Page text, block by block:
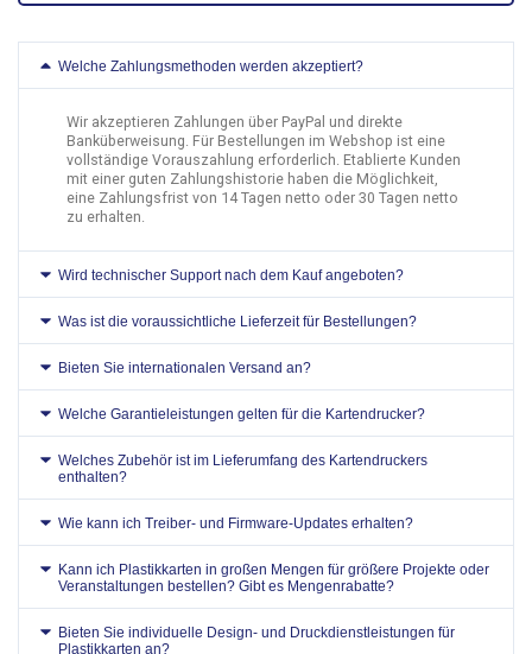
Welche Zahlungsmethoden werden akzeptiert?
Wir akzeptieren Zahlungen über PayPal und direkte
Banküberweisung. Für Bestellungen im Webshop ist eine
vollständige Vorauszahlung erforderlich. Etablierte Kunden
mit einer guten Zahlungshistorie haben die Möglichkeit,
eine Zahlungsfrist von 14 Tagen netto oder 30 Tagen netto
zu erhalten.
Wird technischer Support nach dem Kauf angeboten?
Was ist die voraussichtliche Lieferzeit für Bestellungen?
Bieten Sie internationalen Versand an?
Welche Garantieleistungen gelten für die Kartendrucker?
Welches Zubehör ist im Lieferumfang des Kartendruckers
enthalten?
Wie kann ich Treiber- und Firmware-Updates erhalten?
Kann ich Plastikkarten in großen Mengen für größere Projekte oder
Veranstaltungen bestellen? Gibt es Mengenrabatte?
Bieten Sie individuelle Design- und Druckdienstleistungen für
Plastikkarten an?